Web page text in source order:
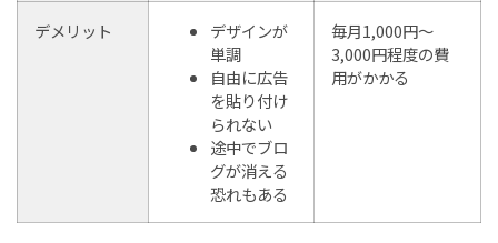
デメリット
デザインが
単調
自由に広告
を貼り付け
られない
途中でブロ
グが消える
恐れもある
毎月1,000円〜
3,000円程度の費
用がかかる